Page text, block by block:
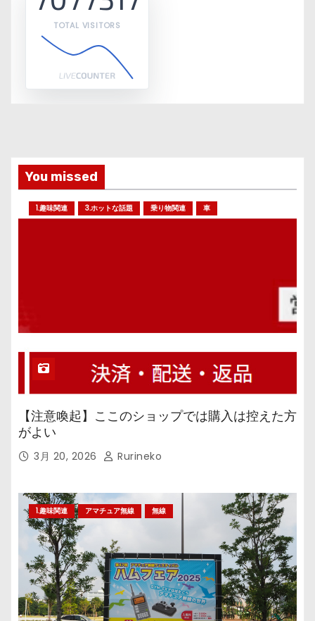
TOTAL VISITORS
You missed
1.趣味関連 3.ホットな話題 乗り物関連 車
【注意喚起】ここのショップでは購入は控えた方
がよい
3月 20, 2026 Rurineko
1.趣味関連 アマチュア無線 無線